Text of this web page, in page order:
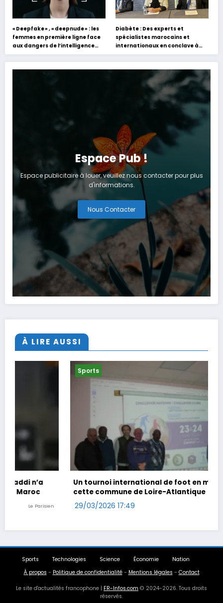
« Deepfake » , « deepnude » : les
femmes en première ligne face
aux dangers de l’intelligence
artificielle
Diabète : Des experts et
spécialistes marocains et
internationaux en conclave à
Tanger
Espace Pub !
Espace publicitaire à louer, veuillez nous contacter pour plus
d'informations.
Nous Contacter
À LIRE AUSSI
Un tournoi international de foot en marchant dans
cette commune de Loire-Atlantique
29/03/2026 17:49
Sports Technologies Science Économie
Nation
À propos - Politique de confidentialité- Mentions légales - Contact
Le site d'actualités francophone | FR-Infos.com © 2024-2026. Tous droits
réservés.